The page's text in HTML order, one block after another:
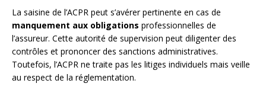
La saisine de l’ACPR peut s’avérer pertinente en cas de
manquement aux obligations professionnelles de
l’assureur. Cette autorité de supervision peut diligenter des
contrôles et prononcer des sanctions administratives.
Toutefois, l’ACPR ne traite pas les litiges individuels mais veille
au respect de la réglementation.